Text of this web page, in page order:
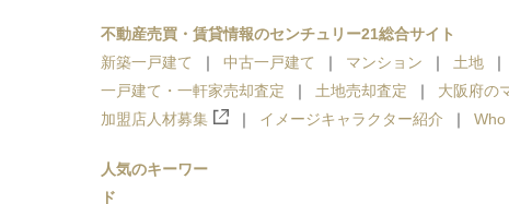
不動産売買・賃貸情報のセンチュリー21総合サイト
新築一戸建て
中古一戸建て マンション 土地
一戸建て・一軒家売却査定
土地売却査定 大阪府の
加盟店人材募集
イメージキャラクター紹介 Who
人気のキーワー
ド